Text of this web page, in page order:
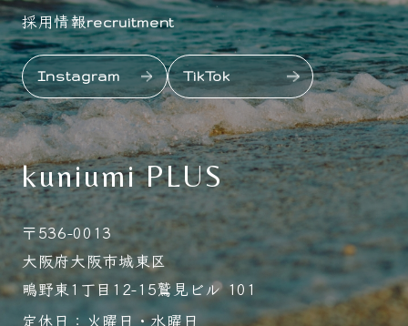
採用情報recruitment
Instagram TikTok
kuniumi PLUS
〒536-0013
大阪府大阪市城東区
鴫野東1丁目12-15鷲見ビル 101
定休日：火曜日・水曜日